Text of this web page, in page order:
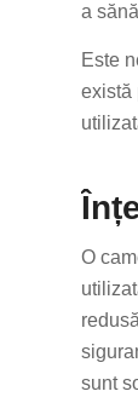
a
Este
există
O
sunt